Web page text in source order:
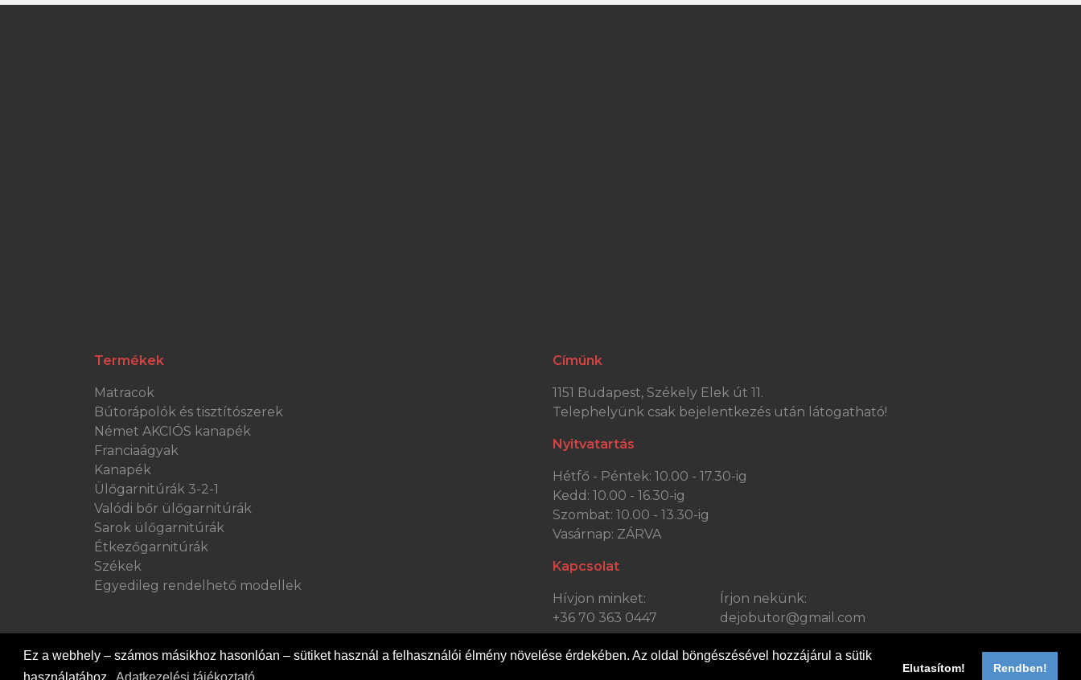
Ez a webhely – számos másikhoz hasonlóan – sütiket használ a felhasználói élmény növelése érdekében. Az oldal böngészésével hozzájárul a sütik
használatához.
Adatkezelési tájékoztató
Elutasítom! Rendben!
Termékek
Matracok
Bútorápolók és tisztítószerek
Német AKCIÓS kanapék
Franciaágyak
Kanapék
Ülőgarnitúrák 3-2-1
Valódi bőr ülőgarnitúrák
Sarok ülőgarnitúrák
Étkezőgarnitúrák
Székek
Egyedileg rendelhető modellek
Címünk
1151 Budapest, Székely Elek út 11.
Telephelyünk csak bejelentkezés után látogatható!
Nyitvatartás
Hétfő - Péntek: 10.00 - 17.30-ig
Kedd: 10.00 - 16.30-ig
Szombat: 10.00 - 13.30-ig
Vasárnap: ZÁRVA
Kapcsolat
Hívjon minket:
+36 70 363 0447
Írjon nekünk:
dejobutor@gmail.com